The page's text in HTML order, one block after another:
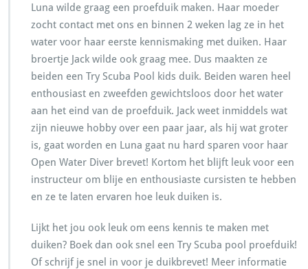
Luna wilde graag een proefduik maken. Haar moeder
zocht contact met ons en binnen 2 weken lag ze in het
water voor haar eerste kennismaking met duiken. Haar
broertje Jack wilde ook graag mee. Dus maakten ze
beiden een Try Scuba Pool kids duik. Beiden waren heel
enthousiast en zweefden gewichtsloos door het water
aan het eind van de proefduik. Jack weet inmiddels wat
zijn nieuwe hobby over een paar jaar, als hij wat groter
is, gaat worden en Luna gaat nu hard sparen voor haar
Open Water Diver brevet! Kortom het blijft leuk voor een
instructeur om blije en enthousiaste cursisten te hebben
en ze te laten ervaren hoe leuk duiken is.
Lijkt het jou ook leuk om eens kennis te maken met
duiken? Boek dan ook snel een Try Scuba pool proefduik!
Of schrijf je snel in voor je duikbrevet! Meer informatie